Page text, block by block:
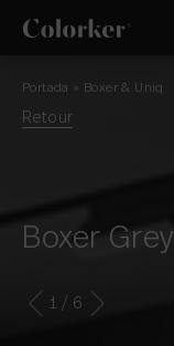
Portada » Boxer & Uniq
Retour
Boxer Grey
1 / 6